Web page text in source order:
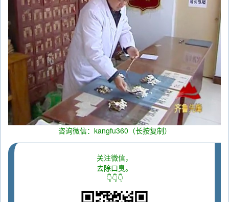
咨询微信：kangfu360（长按复制）
关注微信，
去除口臭。
👇👇👇